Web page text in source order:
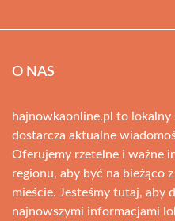
O NAS
hajnowkaonline.pl to
dostarcza aktualne
Oferujemy rzetelne i ważne
regionu, aby być na bieżąco
mieście. Jesteśmy tutaj, aby
najnowszymi informacjami